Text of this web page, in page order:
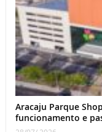
Aracaju Parque
funcionamento e